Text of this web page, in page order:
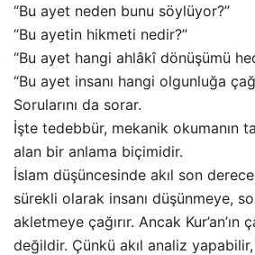
“Bu ayet neden bunu söylüyor?”
“Bu ayetin hikmeti nedir?”
“Bu ayet hangi ahlâkî dönüşümü
“Bu ayet insanı hangi olgunluğa
Sorularını da sorar.
İşte tedebbür, mekanik okumanın
alan bir anlama biçimidir.
İslam düşüncesinde akıl son derece
sürekli olarak insanı düşünmeye,
akletmeye çağırır. Ancak Kur’an’ın
değildir. Çünkü akıl analiz